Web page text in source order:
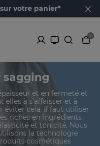
sur votre panier*
0
sagging
et en fermeté et
à s’affaisser et à
éviter cela, il faut utiliser
riches en ingrédients
et tonicité. Nous
la technologie
cosmétiques